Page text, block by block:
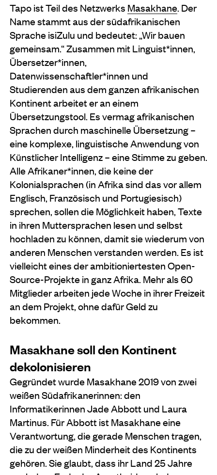
Tapo ist Teil des Netzwerks Masakhane. Der
Name stammt aus der südafrikanischen
Sprache isiZulu und bedeutet: „Wir bauen
gemeinsam.“ Zusammen mit Linguist*innen,
Übersetzer*innen,
Datenwissenschaftler*innen und
Studierenden aus dem ganzen afrikanischen
Kontinent arbeitet er an einem
Übersetzungstool. Es vermag afrikanischen
Sprachen durch maschinelle Übersetzung –
eine komplexe, linguistische Anwendung von
Künstlicher Intelligenz – eine Stimme zu geben.
Alle Afrikaner*innen, die keine der
Kolonialsprachen (in Afrika sind das vor allem
Englisch, Französisch und Portugiesisch)
sprechen, sollen die Möglichkeit haben, Texte
in ihren Muttersprachen lesen und selbst
hochladen zu können, damit sie wiederum von
anderen Menschen verstanden werden. Es ist
vielleicht eines der ambitioniertesten Open-
Source-Projekte in ganz Afrika. Mehr als 60
Mitglieder arbeiten jede Woche in ihrer Freizeit
an dem Projekt, ohne dafür Geld zu
bekommen.
Masakhane soll den Kontinent
dekolonisieren
Gegründet wurde Masakhane 2019 von zwei
weißen Südafrikanerinnen: den
Informatikerinnen Jade Abbott und Laura
Martinus. Für Abbott ist Masakhane eine
Verantwortung, die gerade Menschen tragen,
die zu der weißen Minderheit des Kontinents
gehören. Sie glaubt, dass ihr Land 25 Jahre